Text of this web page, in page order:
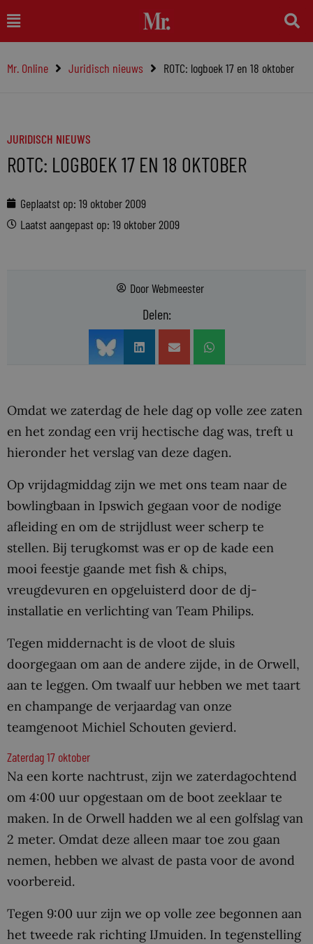
naar
inhoud
Main
Menu
Mr. Online Juridisch nieuws ROTC: logboek 17 en 18 oktober
JURIDISCH NIEUWS
ROTC: LOGBOEK 17 EN 18 OKTOBER
Geplaatst op: 19 oktober 2009
Laatst aangepast op: 19 oktober 2009
DoorWebmeester
Delen:
Omdat we zaterdag de hele dag op volle zee zaten
en het zondag een vrij hectische dag was, treft u
hieronder het verslag van deze dagen.
Op vrijdagmiddag zijn we met ons team naar de
bowlingbaan in Ipswich gegaan voor de nodige
afleiding en om de strijdlust weer scherp te
stellen. Bij terugkomst was er op de kade een
mooi feestje gaande met fish & chips,
vreugdevuren en opgeluisterd door de dj-
installatie en verlichting van Team Philips.
Tegen middernacht is de vloot de sluis
doorgegaan om aan de andere zijde, in de Orwell,
aan te leggen. Om twaalf uur hebben we met taart
en champange de verjaardag van onze
teamgenoot Michiel Schouten gevierd.
Zaterdag 17 oktober
Na een korte nachtrust, zijn we zaterdagochtend
om 4:00 uur opgestaan om de boot zeeklaar te
maken. In de Orwell hadden we al een golfslag van
2 meter. Omdat deze alleen maar toe zou gaan
nemen, hebben we alvast de pasta voor de avond
voorbereid.
Tegen 9:00 uur zijn we op volle zee begonnen aan
het tweede rak richting IJmuiden. In tegenstelling